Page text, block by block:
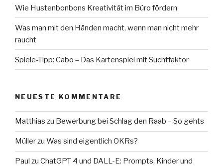
Wie Hustenbonbons Kreativität im Büro fördern
Was man mit den Händen macht, wenn man nicht mehr
raucht
Spiele-Tipp: Cabo – Das Kartenspiel mit Suchtfaktor
NEUESTE KOMMENTARE
Matthias zu Bewerbung bei Schlag den Raab – So gehts
Müllerzu Was sind eigentlich OKRs?
Paul zu ChatGPT 4 und DALL-E: Prompts, Kinder und